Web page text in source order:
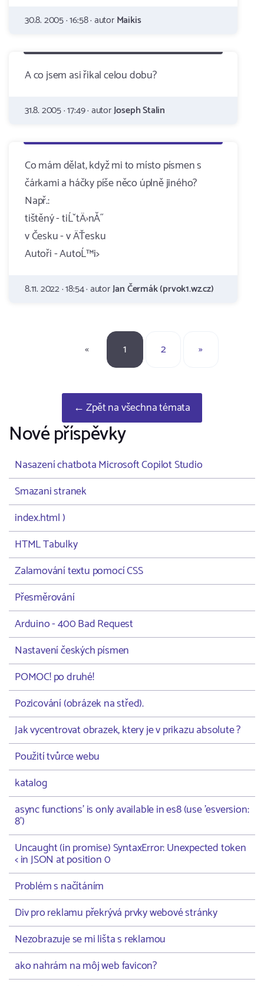
30.8. 2005 · 16:58 · autorMaikis
A co jsem asi řikal celou dobu?
31.8. 2005 · 17:49 · autorJoseph Stalin
Co mám dělat, když mi to místo písmen s
čárkami a háčky píše něco úplně jiného?
Např.:
tištěný - tiĹˇtÄ›nĂ˝
v Česku - v ÄŤesku
Autoři - AutoĹ™i>
8.11. 2022 · 18:54 · autorJan Čermák (prvok1.wz.cz)
« 1 2 »
← Zpět na všechna témata
Nové příspěvky
Nasazení chatbota Microsoft Copilot Studio
Smazani stranek
index.html )
HTML Tabulky
Zalamování textu pomocí CSS
Přesměrování
Arduino - 400 Bad Request
Nastavení českých písmen
POMOC! po druhé!
Pozicování (obrázek na střed).
Jak vycentrovat obrazek, ktery je v prikazu absolute ?
Použití tvůrce webu
katalog
async functions' is only available in es8 (use 'esversion:
8')
Uncaught (in promise) SyntaxError: Unexpected token
< in JSON at position 0
Problém s načítáním
Div pro reklamu překrývá prvky webové stránky
Nezobrazuje se mi lišta s reklamou
ako nahrám na môj web favicon?